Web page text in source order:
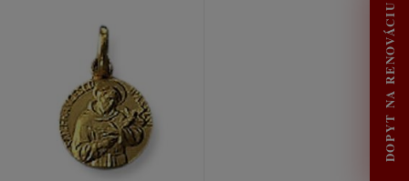
DOPYT NA RENOVÁCIU